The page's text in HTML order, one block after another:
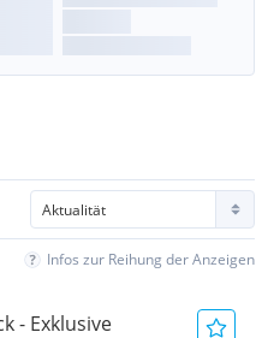
Infos zur Reihung der Anzeigen
- Exklusive